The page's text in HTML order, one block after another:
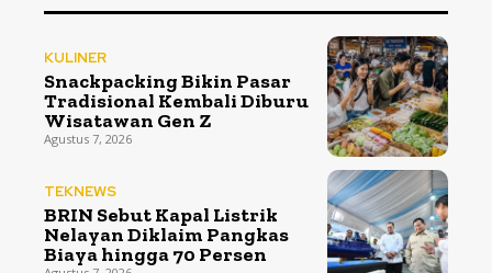
KULINER
Snackpacking Bikin Pasar
Tradisional Kembali Diburu
Wisatawan Gen Z
Agustus 7, 2026
TEKNEWS
BRIN Sebut Kapal Listrik
Nelayan Diklaim Pangkas
Biaya hingga 70 Persen